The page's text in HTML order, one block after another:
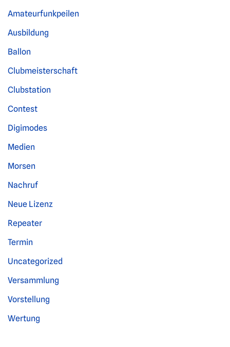
Amateurfunkpeilen
Ausbildung
Ballon
Clubmeisterschaft
Clubstation
Contest
Digimodes
Medien
Morsen
Nachruf
Neue Lizenz
Repeater
Termin
Uncategorized
Versammlung
Vorstellung
Wertung